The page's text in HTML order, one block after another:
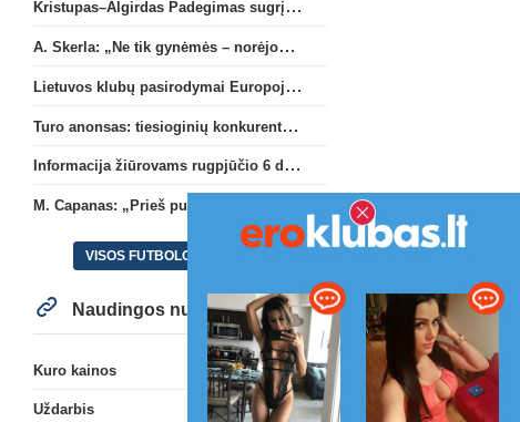
Kristupas–Algirdas Padegimas sugrįžta į FC „Hegelmann” B sudėtį
A. Skerla: „Ne tik gynėmės – norėjome atakuoti“
Lietuvos klubų pasirodymai Europoje: patirti pralaimėjimai Kroatijos atstovams
Turo anonsas: tiesioginių konkurentų dvikova Gargžduose
Informacija žiūrovams rugpjūčio 6 d. UEFA rungtynėms
VISOS FUTBOLO NAUJIENOS
Naudingos nuorodos
Kuro kainos
Uždarbis